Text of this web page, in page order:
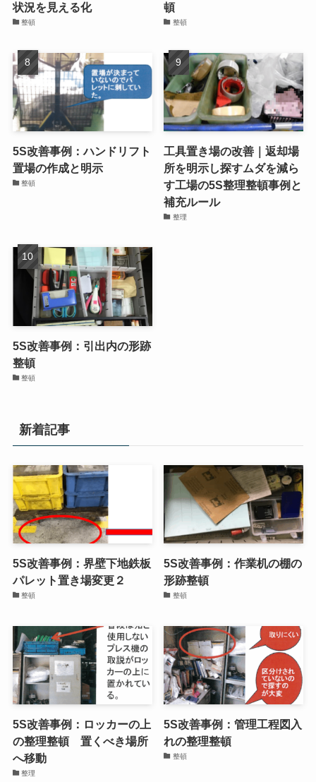
状況を見える化
整頓
頓
整頓
5S改善事例：ハンドリフト
置場の作成と明示
整頓
工具置き場の改善｜返却場
所を明示し探すムダを減ら
す工場の5S整理整頓事例と
補充ルール
整理
5S改善事例：引出内の形跡
整頓
整頓
新着記事
5S改善事例：界壁下地鉄板
パレット置き場変更２
整頓
5S改善事例：作業机の棚の
形跡整頓
整頓
5S改善事例：ロッカーの上
の整理整頓 置くべき場所
へ移動
整理
5S改善事例：管理工程図入
れの整理整頓
整頓